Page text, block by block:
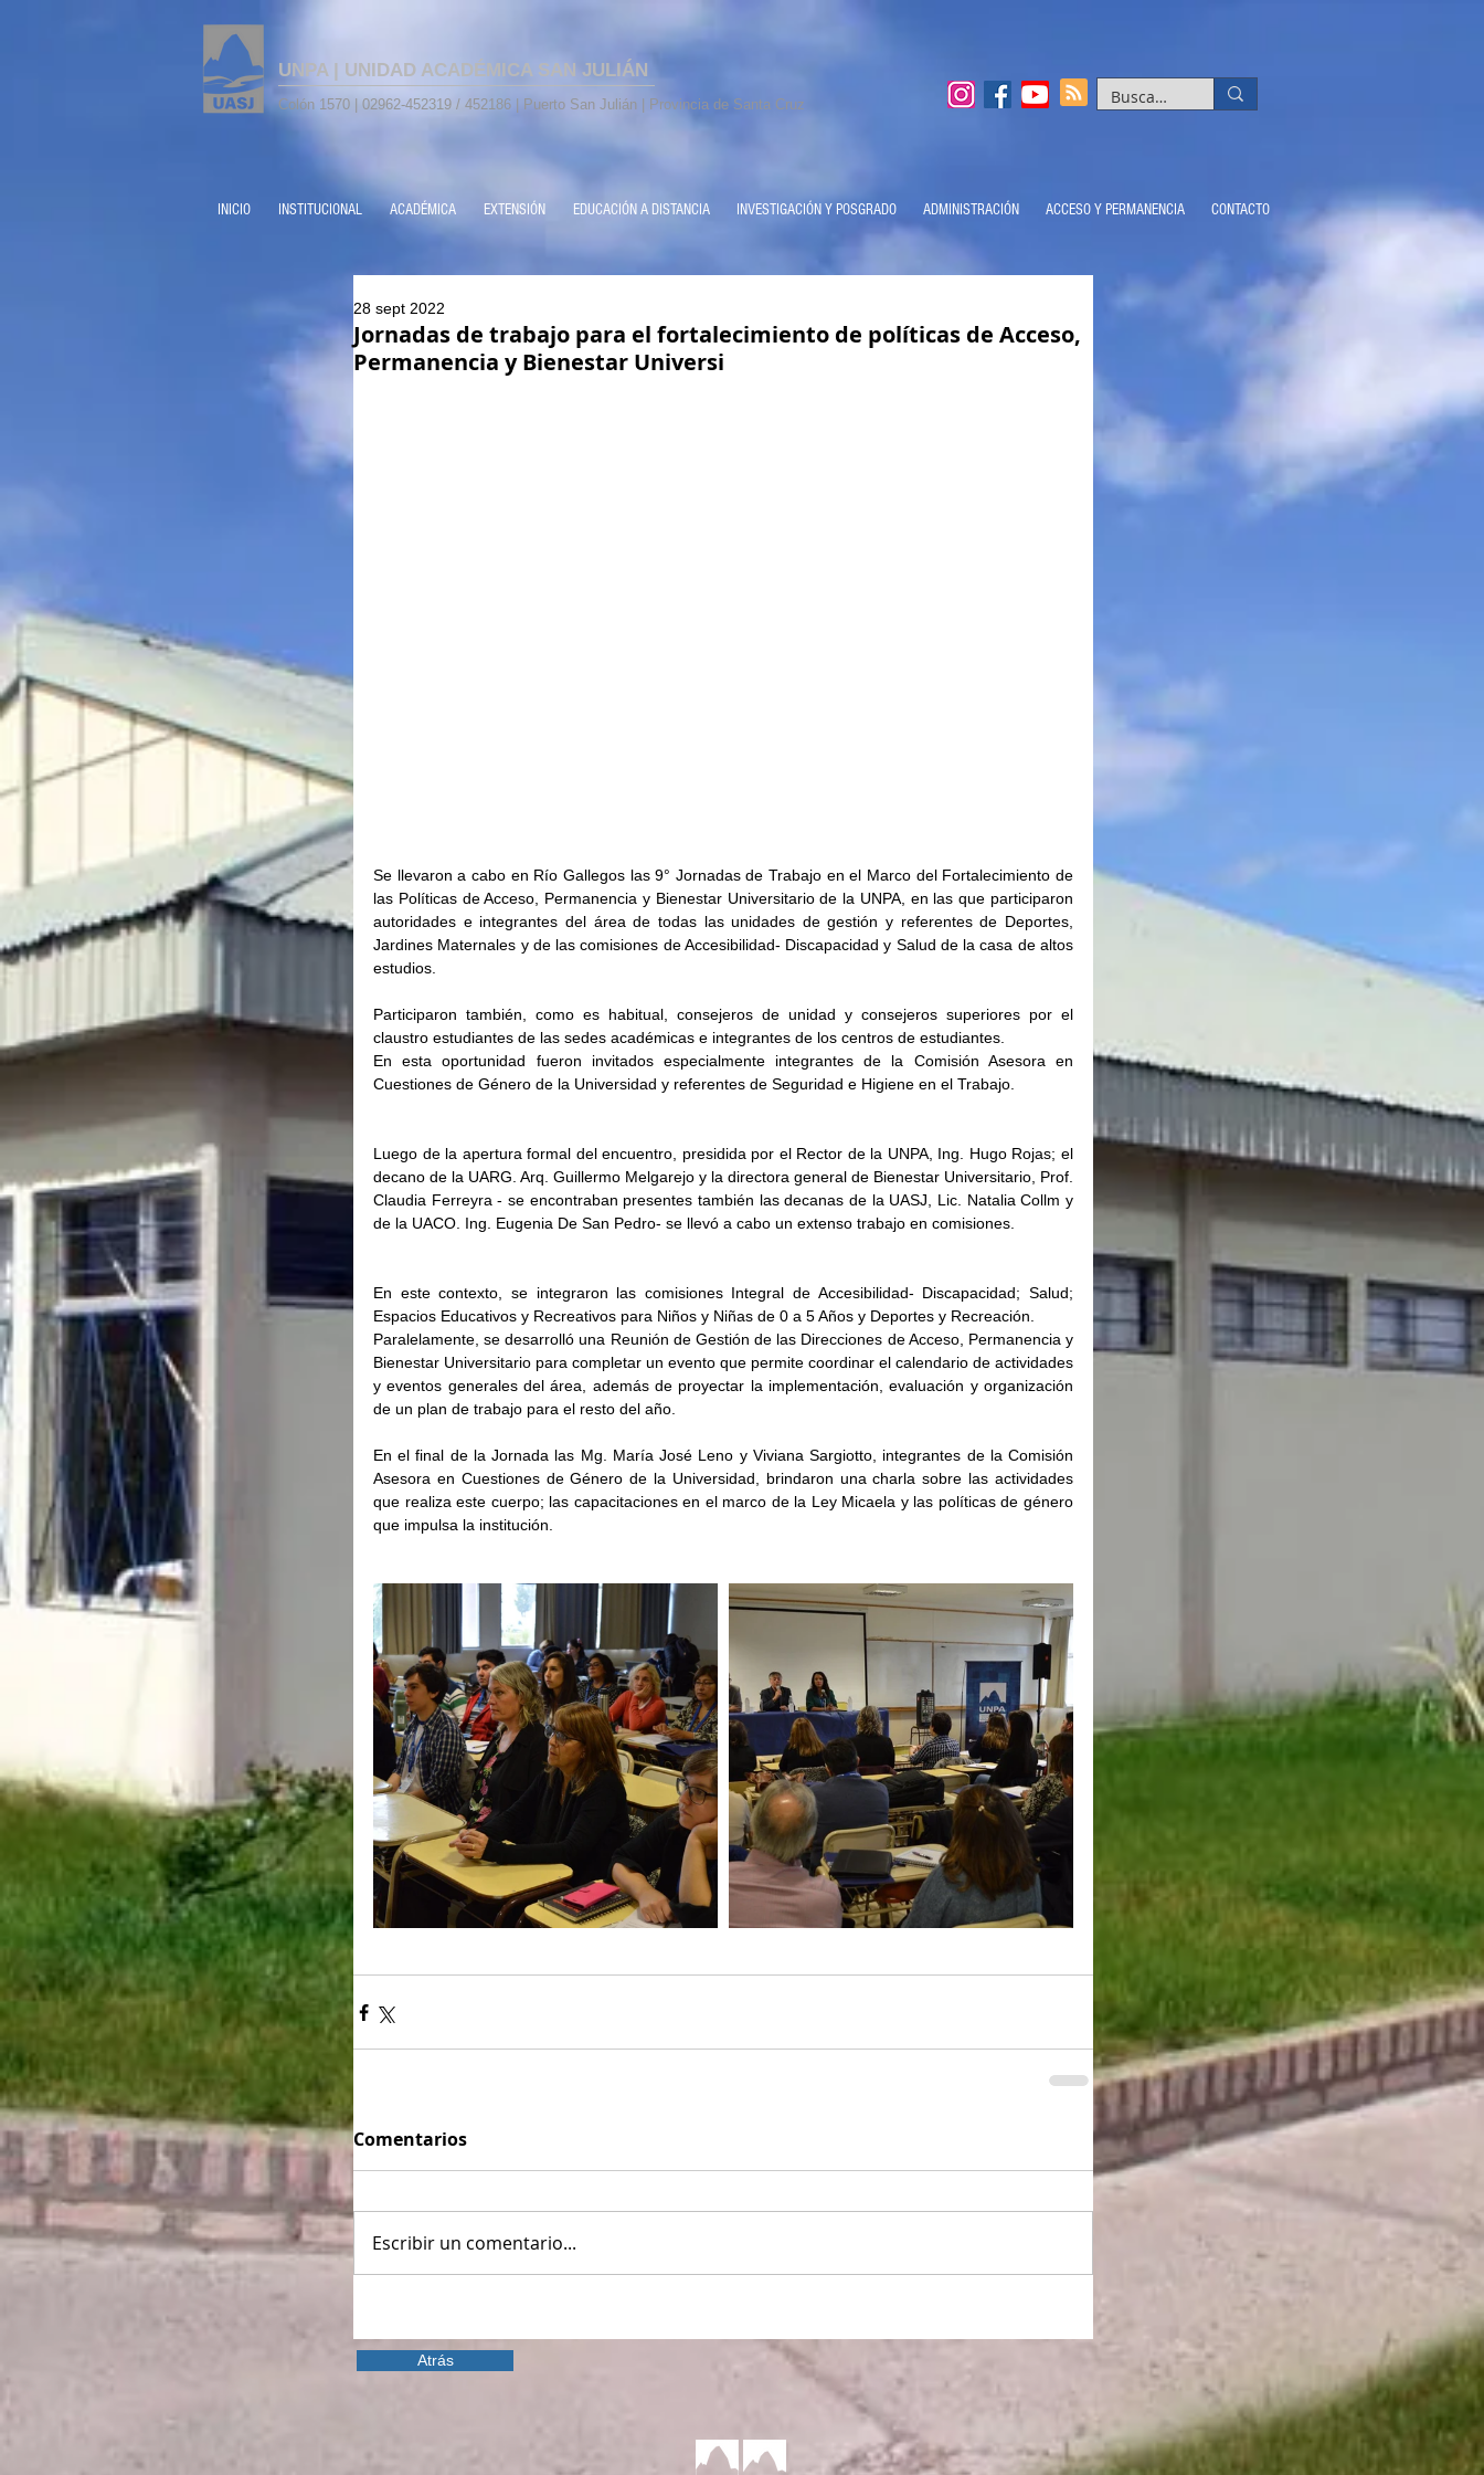
UNPA | UNIDAD ACADÉMICA SAN JULIÁN
Colón 1570 | 02962-452319 / 452186 | Puerto San Julián | Provincia de Santa Cruz
INICIO INSTITUCIONAL ACADÉMICA EXTENSIÓN EDUCACIÓN A DISTANCIA INVESTIGACIÓN Y POSGRADO ADMINISTRACIÓN ACCESO Y PERMANENCIA CONTACTO
Jornadas de trabajo para el fortalecimiento de políticas de Acceso,
Permanencia y Bienestar Universi
28 sept 2022
Se llevaron a cabo en Río Gallegos las 9° Jornadas de Trabajo en el Marco del Fortalecimiento de
las Políticas de Acceso, Permanencia y Bienestar Universitario de la UNPA, en las que participaron
autoridades e integrantes del área de todas las unidades de gestión y referentes de Deportes,
Jardines Maternales y de las comisiones de Accesibilidad- Discapacidad y Salud de la casa de altos
estudios.
Participaron también, como es habitual, consejeros de unidad y consejeros superiores por el
claustro estudiantes de las sedes académicas e integrantes de los centros de estudiantes.
En esta oportunidad fueron invitados especialmente integrantes de la Comisión Asesora en
Cuestiones de Género de la Universidad y referentes de Seguridad e Higiene en el Trabajo.
Luego de la apertura formal del encuentro, presidida por el Rector de la UNPA, Ing. Hugo Rojas; el
decano de la UARG. Arq. Guillermo Melgarejo y la directora general de Bienestar Universitario, Prof.
Claudia Ferreyra - se encontraban presentes también las decanas de la UASJ, Lic. Natalia Collm y
de la UACO. Ing. Eugenia De San Pedro- se llevó a cabo un extenso trabajo en comisiones.
En este contexto, se integraron las comisiones Integral de Accesibilidad- Discapacidad; Salud;
Espacios Educativos y Recreativos para Niños y Niñas de 0 a 5 Años y Deportes y Recreación.
Paralelamente, se desarrolló una Reunión de Gestión de las Direcciones de Acceso, Permanencia y
Bienestar Universitario para completar un evento que permite coordinar el calendario de actividades
y eventos generales del área, además de proyectar la implementación, evaluación y organización
de un plan de trabajo para el resto del año.
En el final de la Jornada las Mg. María José Leno y Viviana Sargiotto, integrantes de la Comisión
Asesora en Cuestiones de Género de la Universidad, brindaron una charla sobre las actividades
que realiza este cuerpo; las capacitaciones en el marco de la Ley Micaela y las políticas de género
que impulsa la institución.
Comentarios
Escribir un comentario...
Atrás